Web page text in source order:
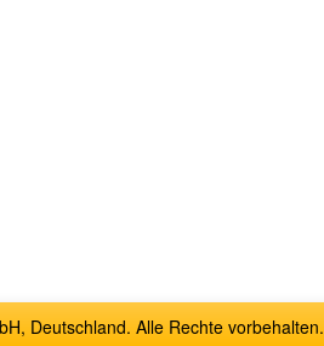
Deutschland. Alle Rechte vorbehalten.